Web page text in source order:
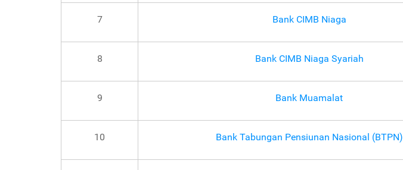
7 Bank CIMB Niaga
8 Bank CIMB Niaga Syariah
9 Bank Muamalat
10 Bank Tabungan Pensiunan Nasional (BTPN)